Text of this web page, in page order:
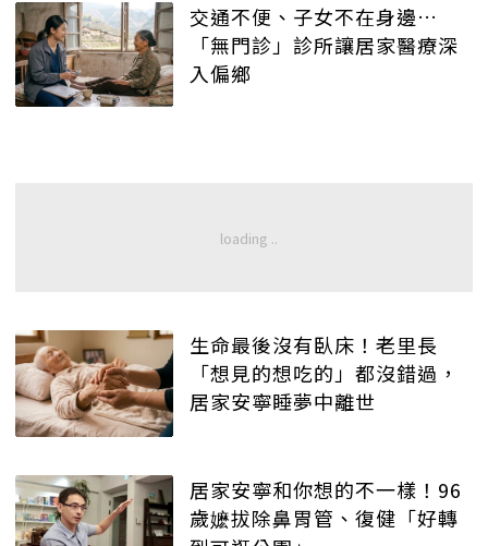
交通不便、子女不在身邊…
「無門診」診所讓居家醫療深
入偏鄉
生命最後沒有臥床！老里長
「想見的想吃的」都沒錯過，
居家安寧睡夢中離世
居家安寧和你想的不一樣！96
歲嬷拔除鼻胃管、復健「好轉